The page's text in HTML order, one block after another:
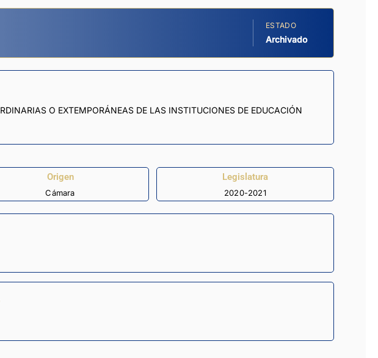
ESTADO
Archivado
O EXTEMPORÁNEAS DE LAS INSTITUCIONES DE EDUCACIÓN
Origen
Cámara
Legislatura
2020-2021